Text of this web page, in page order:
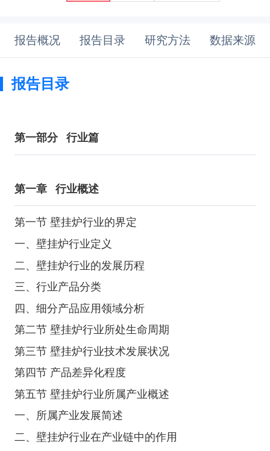
报告概况 报告目录 研究方法 数据来源
报告目录
第一部分 行业篇
第一章 行业概述
第一节 壁挂炉行业的界定
一、壁挂炉行业定义
二、壁挂炉行业的发展历程
三、行业产品分类
四、细分产品应用领域分析
第二节 壁挂炉行业所处生命周期
第三节 壁挂炉行业技术发展状况
第四节 产品差异化程度
第五节 壁挂炉行业所属产业概述
一、所属产业发展简述
二、壁挂炉行业在产业链中的作用